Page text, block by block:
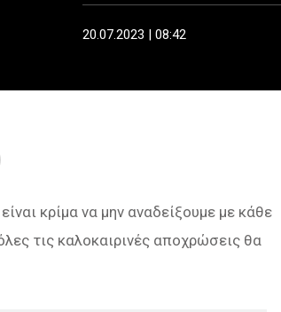
20.07.2023 | 08:42
κρίμα να μην αναδείξουμε με κάθε
τις καλοκαιρινές αποχρώσεις θα